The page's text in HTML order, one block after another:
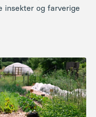
insekter og farverige